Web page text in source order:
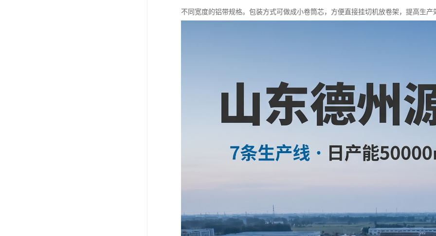
不同宽度的铝带规格。包装方式可做成小卷筒芯，方便直接挂切机放卷架，提高生产